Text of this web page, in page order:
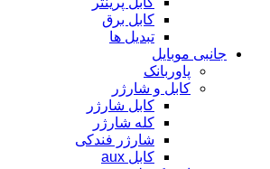
کابل برق
تبدیل ها
جانبی موبایل
پاوربانک
کابل و شارژر
کابل شارژر
کله شارژر
شارژر فندکی
کابل aux